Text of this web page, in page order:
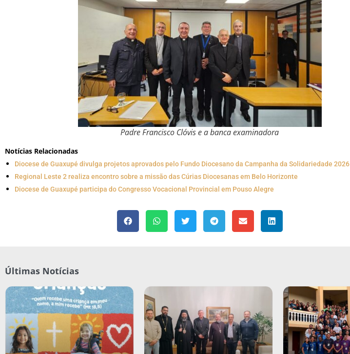
Padre Francisco Clóvis e a banca examinadora
Notícias Relacionadas
Diocese de Guaxupé divulga projetos aprovados pelo Fundo Diocesano da Campanha da Solidariedade 2026
Regional Leste 2 realiza encontro sobre a missão das Cúrias Diocesanas em Belo Horizonte
Diocese de Guaxupé participa do Congresso Vocacional Provincial em Pouso Alegre
Últimas Notícias